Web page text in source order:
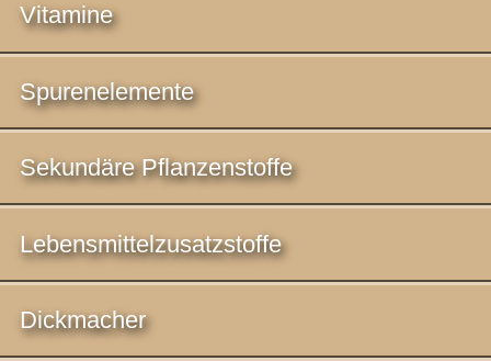
Vitamine
Spurenelemente
Sekundäre Pflanzenstoffe
Lebensmittelzusatzstoffe
Dickmacher